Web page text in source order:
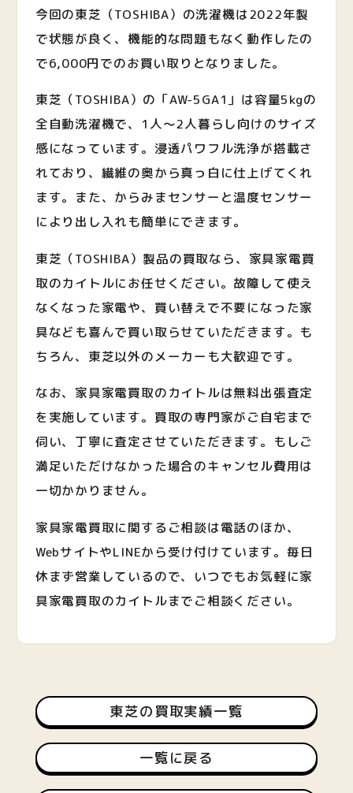
今回の東芝（TOSHIBA）の洗濯機は2022年製
で状態が良く、機能的な問題もなく動作したの
で6,000円でのお買い取りとなりました。
東芝（TOSHIBA）の「AW-5GA1」は容量5kgの
全自動洗濯機で、1人〜2人暮らし向けのサイズ
感になっています。浸透パワフル洗浄が搭載さ
れており、繊維の奥から真っ白に仕上げてくれ
ます。また、からみまセンサーと温度センサー
により出し入れも簡単にできます。
東芝（TOSHIBA）製品の買取なら、家具家電買
取のカイトルにお任せください。故障して使え
なくなった家電や、買い替えで不要になった家
具なども喜んで買い取らせていただきます。も
ちろん、東芝以外のメーカーも大歓迎です。
なお、家具家電買取のカイトルは無料出張査定
を実施しています。買取の専門家がご自宅まで
伺い、丁寧に査定させていただきます。もしご
満足いただけなかった場合のキャンセル費用は
一切かかりません。
家具家電買取に関するご相談は電話のほか、
WebサイトやLINEから受け付けています。毎日
休まず営業しているので、いつでもお気軽に家
具家電買取のカイトルまでご相談ください。
東芝の買取実績一覧
一覧に戻る